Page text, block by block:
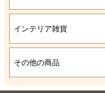
インテリア雑貨
その他の商品